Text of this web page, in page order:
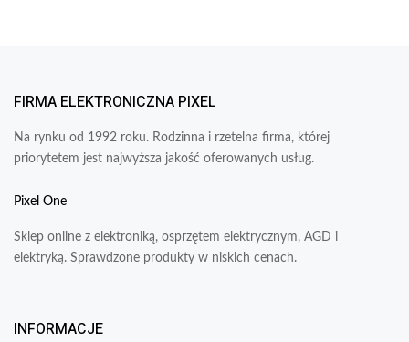
FIRMA ELEKTRONICZNA PIXEL
Na rynku od 1992 roku. Rodzinna i rzetelna firma, której
priorytetem jest najwyższa jakość oferowanych usług.
Pixel One
Sklep online z elektroniką, osprzętem elektrycznym, AGD i
elektryką. Sprawdzone produkty w niskich cenach.
INFORMACJE